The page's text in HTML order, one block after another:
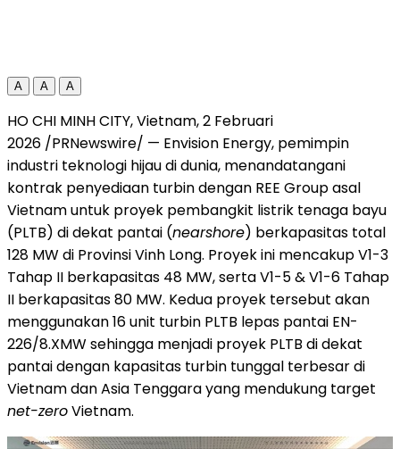
A A A
HO CHI MINH CITY, Vietnam, 2 Februari
2026 /PRNewswire/ — Envision Energy, pemimpin
industri teknologi hijau di dunia, menandatangani
kontrak penyediaan turbin dengan REE Group asal
Vietnam untuk proyek pembangkit listrik tenaga bayu
(PLTB) di dekat pantai (nearshore) berkapasitas total
128 MW di Provinsi Vinh Long. Proyek ini mencakup V1-3
Tahap II berkapasitas 48 MW, serta V1-5 & V1-6 Tahap
II berkapasitas 80 MW. Kedua proyek tersebut akan
menggunakan 16 unit turbin PLTB lepas pantai EN-
226/8.XMW sehingga menjadi proyek PLTB di dekat
pantai dengan kapasitas turbin tunggal terbesar di
Vietnam dan Asia Tenggara yang mendukung target
net-zeroVietnam.